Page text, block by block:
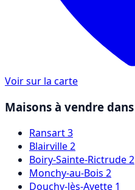
Voir sur la carte
Maisons à vendre
Ransart3
Blairville2
Boiry-Sainte-Rictrude2
Monchy-au-Bois 2
Douchy-lès-Ayette 1